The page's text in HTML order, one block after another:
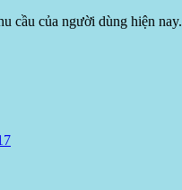
cầu của người dùng hiện nay.